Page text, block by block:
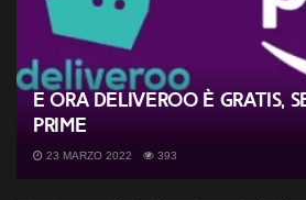
E ora Deliveroo è gratis,
Prime
23 MARZO 2022 393